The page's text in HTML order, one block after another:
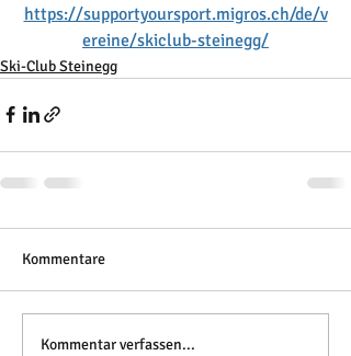
https://supportyoursport.migros.ch/de/v
ereine/skiclub-steinegg/
Ski-Club Steinegg
Kommentare
Kommentar verfassen...